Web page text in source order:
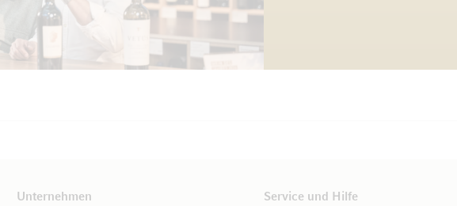
Unternehmen Service und Hilfe